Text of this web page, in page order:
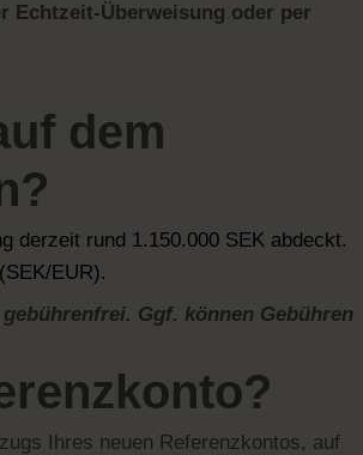
Echtzeit-Überweisung oder per
dem
derzeit rund 1.150.000 SEK abdeckt.
EUR).
Ggf. können Gebühren
Ihres neuen Referenzkontos, auf